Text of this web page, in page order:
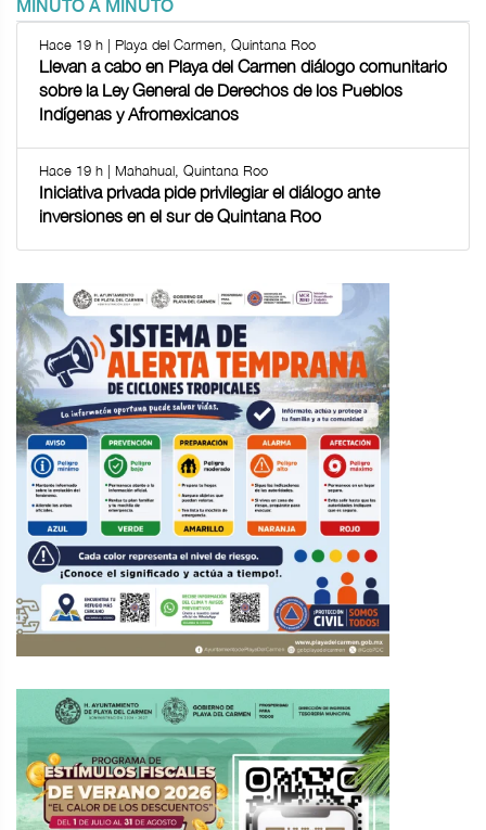
MINUTO A MINUTO
Hace 19 h | Playa del Carmen, Quintana Roo
Llevan a cabo en Playa del Carmen diálogo comunitario
sobre la Ley General de Derechos de los Pueblos
Indígenas y Afromexicanos
Hace 19 h | Mahahual, Quintana Roo
Iniciativa privada pide privilegiar el diálogo ante
inversiones en el sur de Quintana Roo